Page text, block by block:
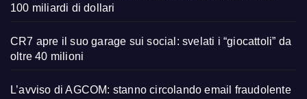
100 miliardi di dollari
CR7 apre il suo garage sui social: svelati i “giocattoli” da
oltre 40 milioni
L’avviso di AGCOM: stanno circolando email fraudolente